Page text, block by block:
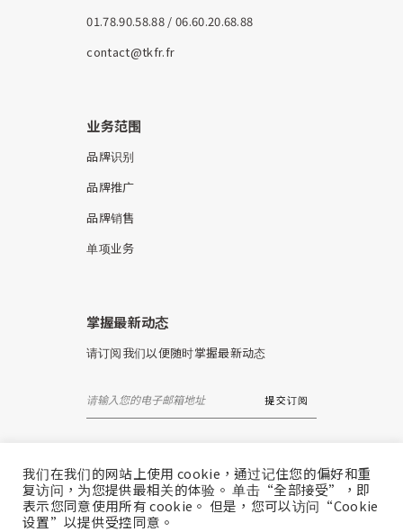
01.78.90.58.88 / 06.60.20.68.88
contact@tkfr.fr
业务范围
品牌识别
品牌推广
品牌销售
单项业务
掌握最新动态
请订阅我们以便随时掌握最新动态
我们在我们的网站上使用 cookie，通过记住您的偏好和重
复访问，为您提供最相关的体验。 单击“全部接受”，即
表示您同意使用所有 cookie。 但是，您可以访问“Cookie
设置”以提供受控同意。